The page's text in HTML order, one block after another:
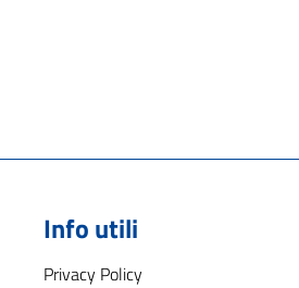
Info utili
Privacy Policy